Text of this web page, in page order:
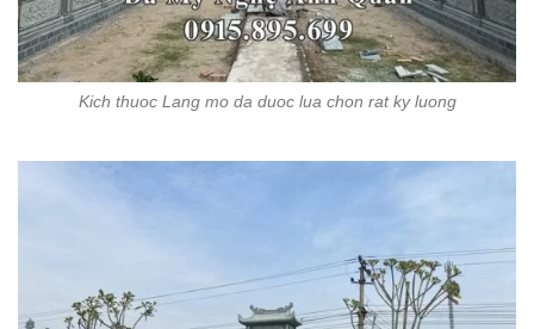
Kich thuoc Lang mo da duoc lua chon rat ky luong